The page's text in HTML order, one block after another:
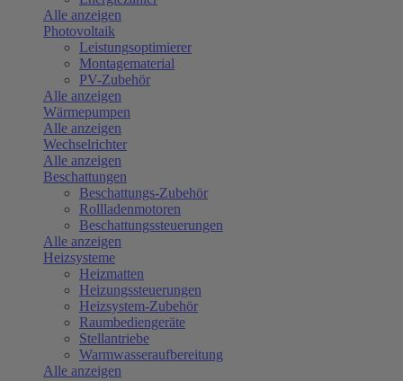
Alle anzeigen
Photovoltaik
Leistungsoptimierer
Montagematerial
PV-Zubehör
Alle anzeigen
Wärmepumpen
Alle anzeigen
Wechselrichter
Alle anzeigen
Beschattungen
Beschattungs-Zubehör
Rollladenmotoren
Beschattungssteuerungen
Alle anzeigen
Heizsysteme
Heizmatten
Heizungssteuerungen
Heizsystem-Zubehör
Raumbediengeräte
Stellantriebe
Warmwasseraufbereitung
Alle anzeigen